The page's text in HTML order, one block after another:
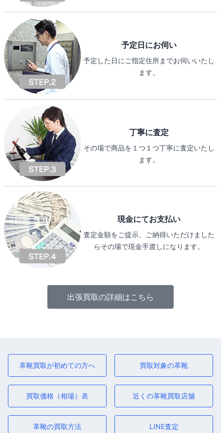
予定日にお伺い
予定した日にご指定住所までお伺いいたし
ます。
丁寧に査定
その場で商品を１つ１つ丁寧に査定いたし
ます。
現金にてお支払い
査定金額をご提示、ご納得いただけました
らその場で現金手渡しになります。
出張買取の詳細はこちら
革靴買取が初めての方へ 買取対象の革靴
買取価格（相場）表 近くの革靴買取店舗
革靴の買取方法 LINE査定